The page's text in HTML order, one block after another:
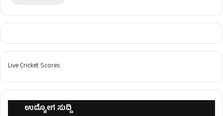
Live Cricket Scores
ಉದ್ಯೋಗ ಸುದ್ದಿ